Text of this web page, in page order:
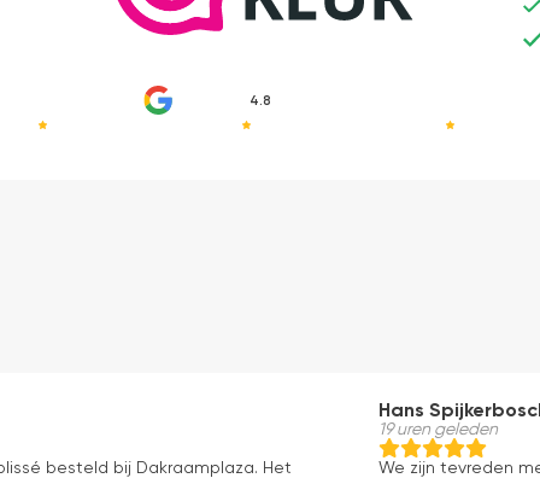
4.8
besteld bij Dakraamplaza. Het
Hans
19 uren geleden
We zijn tevreden